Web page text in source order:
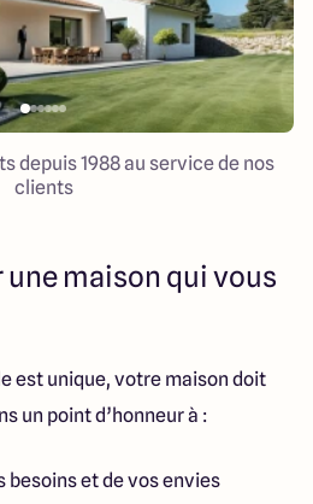
depuis 1988 au service de nos
clients
une maison qui vous
est unique, votre maison doit
un point d’honneur à :
besoins et de vos envies